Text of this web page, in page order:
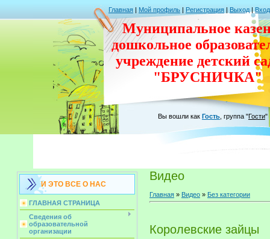
Главная | Мой профиль | Регистрация | Выход | Вход
Муниципальное
дошкольное
учреждение детский
"БРУСНИЧКА"
Вы вошли как Гость группа "Гости"
И ЭТО ВСЕ О НАС
ГЛАВНАЯ СТРАНИЦА
Сведения об
образовательной
организации
Видео
Главная » Видео » Без категории
Королевские зайцы